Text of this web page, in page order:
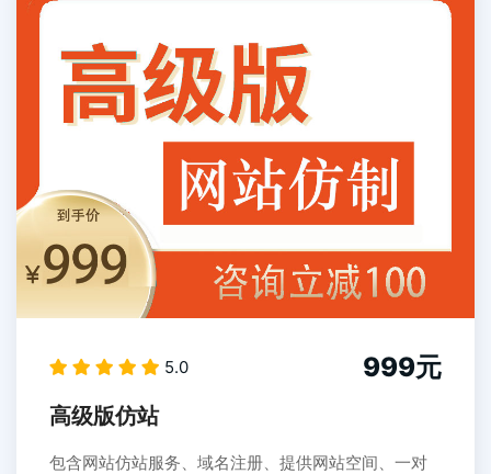
5.0 999元
高级版仿站
包含网站仿站服务、域名注册、提供网站空间、一对